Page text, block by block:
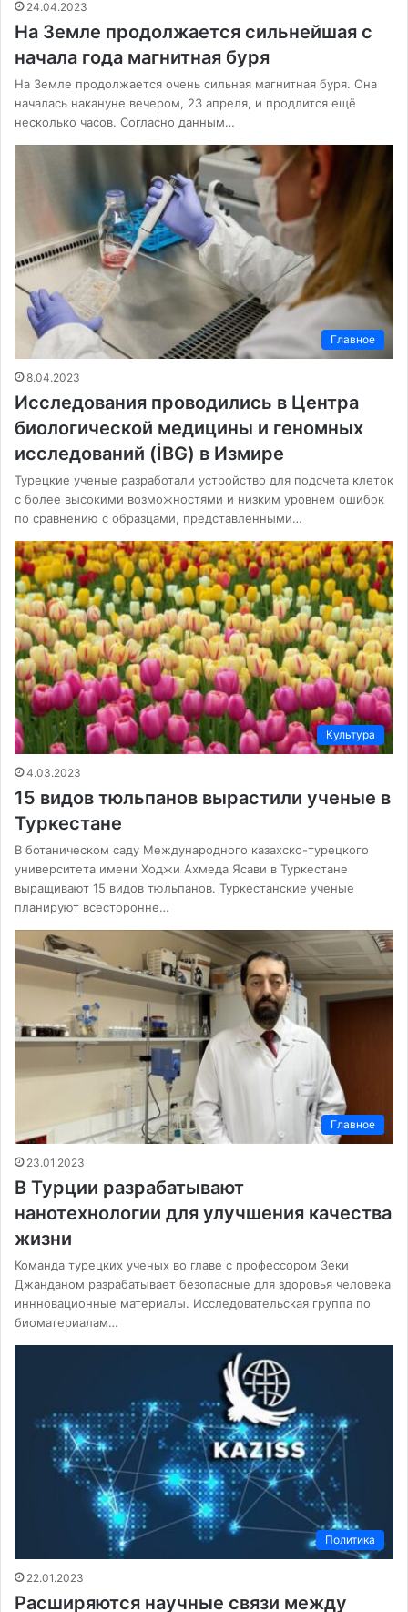
24.04.2023
На Земле продолжается сильнейшая с
начала года магнитная буря
На Земле продолжается очень сильная магнитная буря. Она
началась накануне вечером, 23 апреля, и продлится ещё
несколько часов. Согласно данным…
Главное
8.04.2023
Исследования проводились в Центра
биологической медицины и геномных
исследований (İBG) в Измире
Турецкие ученые разработали устройство для подсчета клеток
с более высокими возможностями и низким уровнем ошибок
по сравнению с образцами, представленными…
Культура
4.03.2023
15 видов тюльпанов вырастили ученые в
Туркестане
В ботаническом саду Международного казахско-турецкого
университета имени Ходжи Ахмеда Ясави в Туркестане
выращивают 15 видов тюльпанов. Туркестанские ученые
планируют всесторонне…
Главное
23.01.2023
В Турции разрабатывают
нанотехнологии для улучшения качества
жизни
Команда турецких ученых во главе с профессором Зеки
Джанданом разрабатывает безопасные для здоровья человека
иннновационные материалы. Исследовательская группа по
биоматериалам…
Политика
22.01.2023
Расширяются научные связи между